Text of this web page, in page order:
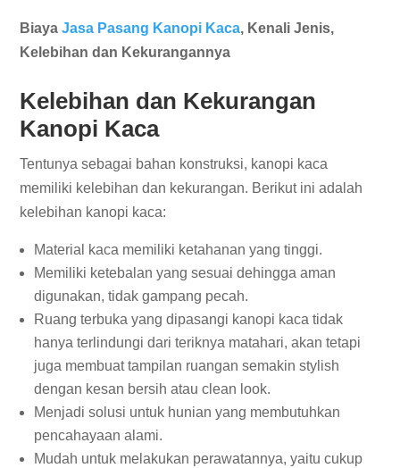
BiayaJasa Pasang Kanopi Kaca, Kenali Jenis,
Kelebihan dan Kekurangannya
Kelebihan dan Kekurangan
Kanopi Kaca
Tentunya sebagai bahan konstruksi, kanopi kaca
memiliki kelebihan dan kekurangan. Berikut ini adalah
kelebihan kanopi kaca:
Material kaca memiliki ketahanan yang tinggi.
Memiliki ketebalan yang sesuai dehingga aman
digunakan, tidak gampang pecah.
Ruang terbuka yang dipasangi kanopi kaca tidak
hanya terlindungi dari teriknya matahari, akan tetapi
juga membuat tampilan ruangan semakin stylish
dengan kesan bersih atau clean look.
Menjadi solusi untuk hunian yang membutuhkan
pencahayaan alami.
Mudah untuk melakukan perawatannya, yaitu cukup